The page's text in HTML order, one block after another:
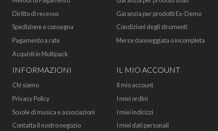
Diritto di recesso
Spedizione e consegna
Pagamento a rate
Acquisti in Multipack
Garanzia per prodotti Ex-Demo
Condizioni degli strumenti
Merce danneggiata o incompleta
INFORMAZIONI
Chi siamo
Privacy Policy
Scuole di musica e associazioni
Contatta il nostro negozio
IL MIO ACCOUNT
Il mio account
I miei ordini
I miei indirizzi
I miei dati personali